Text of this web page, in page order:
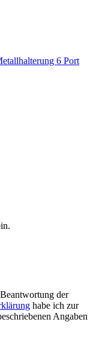
6 Port
der
habe ich zur
Angaben